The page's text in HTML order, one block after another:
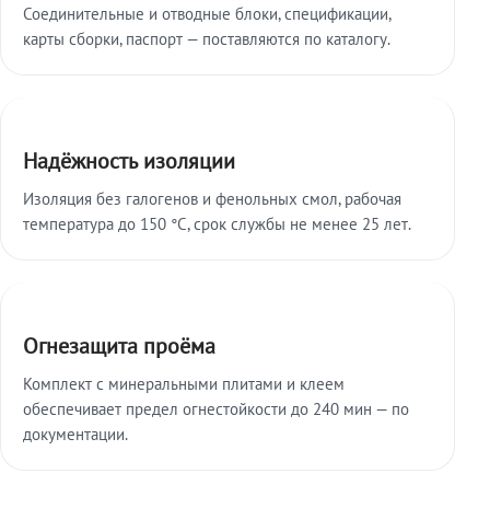
Соединительные и отводные блоки, спецификации,
карты сборки, паспорт — поставляются по каталогу.
Надёжность изоляции
Изоляция без галогенов и фенольных смол, рабочая
температура до 150 °C, срок службы не менее 25 лет.
Огнезащита проёма
Комплект с минеральными плитами и клеем
обеспечивает предел огнестойкости до 240 мин — по
документации.